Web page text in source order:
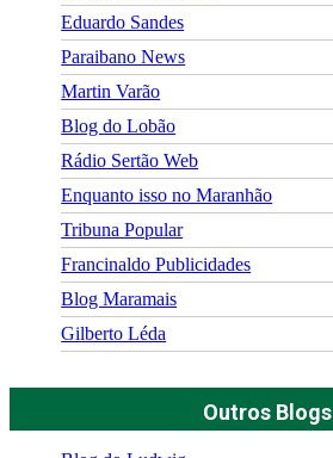
Eduardo Sandes
Paraibano News
Martin Varão
Blog do Lobão
Rádio Sertão Web
Enquanto isso no Maranhão
Tribuna Popular
Francinaldo Publicidades
Blog Maramais
Gilberto Léda
Outros Blogs